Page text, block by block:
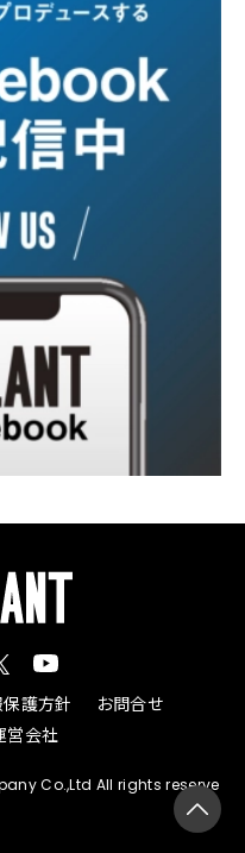
護方針
お問合せ
営会社
Co.,Ltd All rights reserve